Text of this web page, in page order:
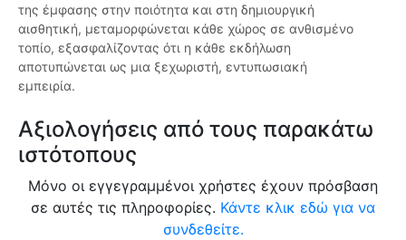
της έμφασης στην ποιότητα και στη δημιουργική
αισθητική, μεταμορφώνεται κάθε χώρος σε ανθισμένο
τοπίο, εξασφαλίζοντας ότι η κάθε εκδήλωση
αποτυπώνεται ως μια ξεχωριστή, εντυπωσιακή
εμπειρία.
Αξιολογήσεις από τους παρακάτω
ιστότοπους
Μόνο οι εγγεγραμμένοι χρήστες έχουν πρόσβαση
σε αυτές τις πληροφορίες. Κάντε κλικ εδώ για να
συνδεθείτε.